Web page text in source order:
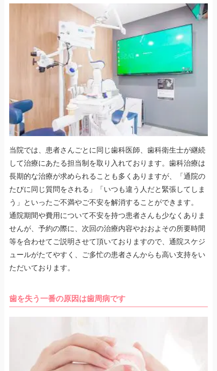
当院では、患者さんごとに同じ歯科医師、歯科衛生士が継続
して治療にあたる担当制を取り入れております。歯科治療は
長期的な治療が求められることも多くありますが、「通院の
たびに同じ質問をされる」「いつも違う人だと緊張してしま
う」といったご不満やご不安を解消することができます。
通院期間や費用について不安を持つ患者さんも少なくありま
せんが、予約の際に、次回の治療内容やおおよその所要時間
等を合わせてご説明させて頂いておりますので、通院スケジ
ュールがたてやすく、ご多忙の患者さんからも高い支持をい
ただいております。
歯を失う一番の原因は歯周病です